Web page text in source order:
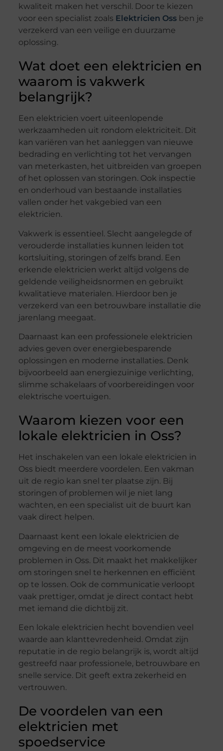
kwaliteit maken het verschil. Door te kiezen
voor een specialist zoals Elektricien Ossben je
verzekerd van een veilige en duurzame
oplossing.
Wat doet een elektricien en
waarom is vakwerk
belangrijk?
Een elektricien voert uiteenlopende
werkzaamheden uit rondom elektriciteit. Dit
kan variëren van het aanleggen van nieuwe
bedrading en verlichting tot het vervangen
van meterkasten, het uitbreiden van groepen
of het oplossen van storingen. Ook inspectie
en onderhoud van bestaande installaties
vallen onder het vakgebied van een
elektricien.
Vakwerk is essentieel. Slecht aangelegde of
verouderde installaties kunnen leiden tot
kortsluiting, storingen of zelfs brand. Een
erkende elektricien werkt altijd volgens de
geldende veiligheidsnormen en gebruikt
kwalitatieve materialen. Hierdoor ben je
verzekerd van een betrouwbare installatie die
jarenlang meegaat.
Daarnaast kan een professionele elektricien
advies geven over energiebesparende
oplossingen en moderne installaties. Denk
bijvoorbeeld aan energiezuinige verlichting,
slimme schakelaars of voorbereidingen voor
elektrische voertuigen.
Waarom kiezen voor een
lokale elektricien in Oss?
Het inschakelen van een lokale elektricien in
Oss biedt meerdere voordelen. Een vakman
uit de regio kan snel ter plaatse zijn. Bij
storingen of problemen wil je niet lang
wachten, en een specialist uit de buurt kan
vaak direct helpen.
Daarnaast kent een lokale elektricien de
omgeving en de meest voorkomende
problemen in Oss. Dit maakt het makkelijker
om storingen snel te herkennen en efficiënt
op te lossen. Ook de communicatie verloopt
vaak prettiger, omdat je direct contact hebt
met iemand die dichtbij zit.
Een lokale elektricien hecht bovendien veel
waarde aan klanttevredenheid. Omdat zijn
reputatie in de regio belangrijk is, wordt altijd
gestreefd naar professionele, betrouwbare en
snelle service. Dit geeft extra zekerheid en
vertrouwen.
De voordelen van een
elektricien met
spoedservice